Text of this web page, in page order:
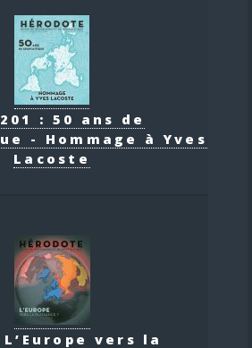
: 50 ans de
- Hommage à Yves
Lacoste
vers la